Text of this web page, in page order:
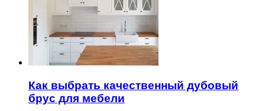
Как выбрать качественный дубовый
брус для мебели